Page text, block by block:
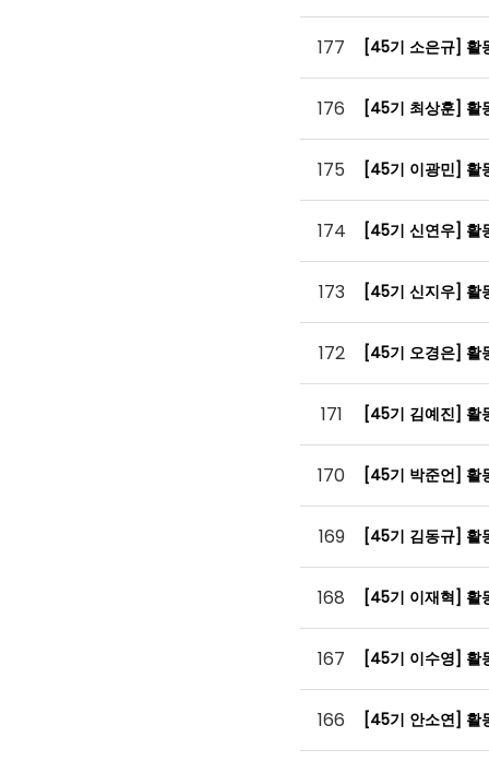
177 [45기 소은규] 활
176 [45기 최상훈] 활
175 [45기 이광민] 활
174 [45기 신연우] 활
173 [45기 신지우] 활
172 [45기 오경은] 활
171 [45기 김예진] 활
170 [45기 박준언] 활
169 [45기 김동규] 활
168 [45기 이재혁] 활
167 [45기 이수영] 활
166 [45기 안소연] 활